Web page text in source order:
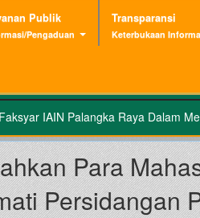
Publik
Pengaduan
Transparansi
Keterbukaan
IAIN Palangka Raya Dalam
Para
Persidangan